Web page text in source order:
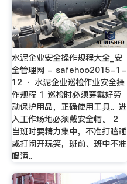
水泥企业安全操作规程大全_安
全管理网 - safehoo2015-1-
12 · 水泥企业巡检作业安全操
作规程 1 巡检时必须穿戴好劳
动保护用品，正确使用工具。进
入工作场地必须戴安全帽。 2
当班时要精力集中，不准打瞌睡
或打闹开玩笑，班前、班中不准
喝酒。